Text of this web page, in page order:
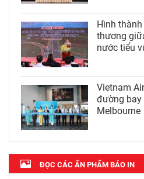
Hình
thương
nước tiểu
Vietnam
đường bay
Melbourne
ĐỌC CÁC ẤN PHẨM BÁO IN